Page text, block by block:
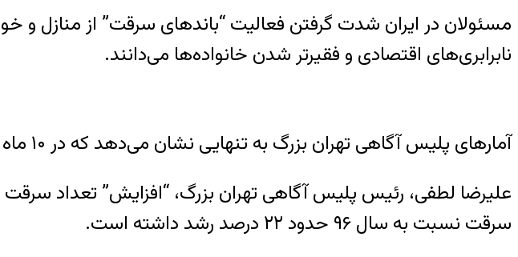
مسئولان در ایران شدت گرفتن فعالیت “باندهای سرقت” از منازل و
نابرابری‌های اقتصادی و فقیرتر شدن خانواد‌ه‌ها می‌دانند.
آمارهای پلیس آگاهی تهران بزرگ به تنهایی نشان می‌دهد که در ۱۰ ماه گذشته از سال ۹۷ بیش از ۱۹۳ باند سرقت داخل خودرو دستگیر شدند.
علیرضا لطفی، رئیس پلیس آگاهی تهران بزرگ، “افزایش” تعداد
سرقت نسبت به سال ۹۶ حدود ۲۲ درصد رشد داشته است.